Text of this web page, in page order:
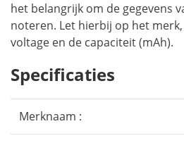
het belangrijk om de gegevens
noteren. Let hierbij op het
voltage en de capaciteit (mAh).
Specificaties
Merknaam :